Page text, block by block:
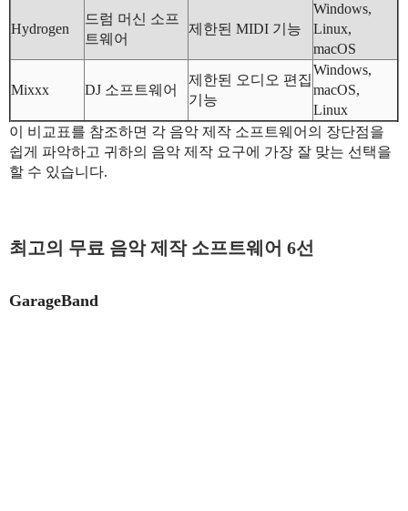
Hydrogen
드럼 머신 소프
트웨어
제한된 MIDI 기능
Windows,
Linux,
macOS
Mixxx DJ 소프트웨어
제한된 오디오 편집
기능
Windows,
macOS,
Linux
이 비교표를 참조하면 각 음악 제작 소프트웨어의 장단점을
쉽게 파악하고 귀하의 음악 제작 요구에 가장 잘 맞는 선택을
할 수 있습니다.
최고의 무료 음악 제작 소프트웨어 6선
GarageBand